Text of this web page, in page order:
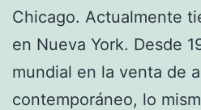
Chicago. Actualmente
en Nueva York. Desde
mundial en la venta de
contemporáneo, lo